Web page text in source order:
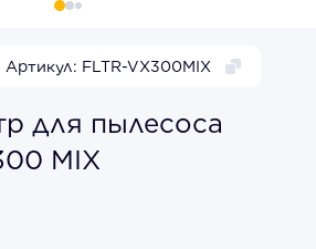
Артикул: FLTR-VX300MIX
для пылесоса
MIX